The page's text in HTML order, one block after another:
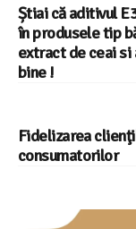
Știai că aditivul
în produsele tip
extract de ceai si
bine !
Fidelizarea
consumatorilor